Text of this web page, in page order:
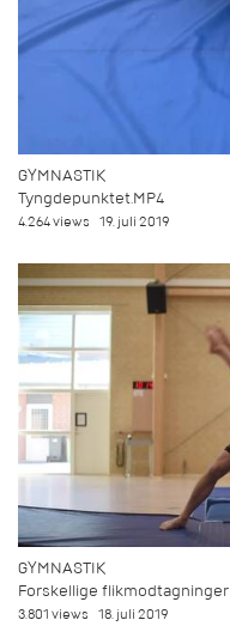
GYMNASTIK
Tyngdepunktet.MP4
4.264 views 19. juli 2019
GYMNASTIK
Forskellige flikmodtagninger
3.801 views 18. juli 2019